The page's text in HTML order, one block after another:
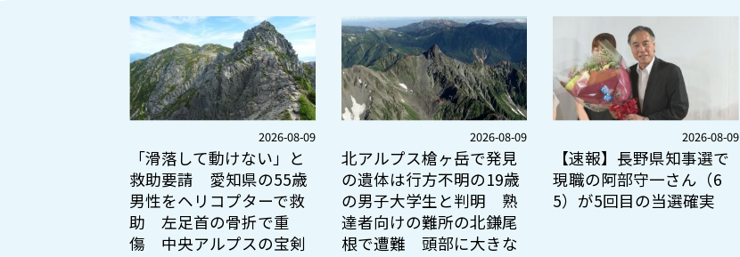
2026-08-09
「滑落して動けない」と
救助要請 愛知県の55歳
男性をヘリコプターで救
助 左足首の骨折で重
傷 中央アルプスの宝剣
2026-08-09
北アルプス槍ヶ岳で発見
の遺体は行方不明の19歳
の男子大学生と判明 熟
達者向けの難所の北鎌尾
根で遭難 頭部に大きな
2026-08-09
【速報】長野県知事選で
現職の阿部守一さん（6
5）が5回目の当選確実